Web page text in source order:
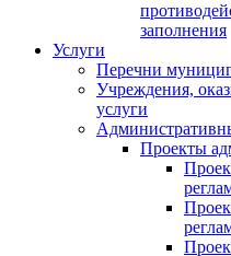
заполнения
Услуги
Перечни
Учреждения,
услуги
Проекты